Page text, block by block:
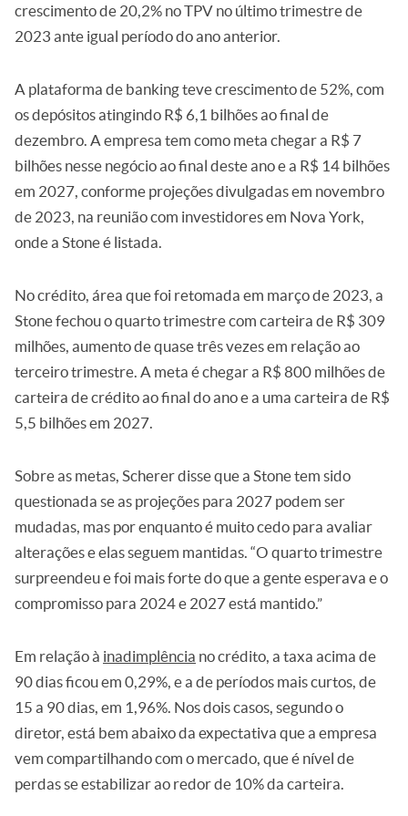
crescimento de 20,2% no TPV no último trimestre de
2023 ante igual período do ano anterior.
A plataforma de banking teve crescimento de 52%, com
os depósitos atingindo R$ 6,1 bilhões ao final de
dezembro. A empresa tem como meta chegar a R$ 7
bilhões nesse negócio ao final deste ano e a R$ 14 bilhões
em 2027, conforme projeções divulgadas em novembro
de 2023, na reunião com investidores em Nova York,
onde a Stone é listada.
No crédito, área que foi retomada em março de 2023, a
Stone fechou o quarto trimestre com carteira de R$ 309
milhões, aumento de quase três vezes em relação ao
terceiro trimestre. A meta é chegar a R$ 800 milhões de
carteira de crédito ao final do ano e a uma carteira de R$
5,5 bilhões em 2027.
Sobre as metas, Scherer disse que a Stone tem sido
questionada se as projeções para 2027 podem ser
mudadas, mas por enquanto é muito cedo para avaliar
alterações e elas seguem mantidas. “O quarto trimestre
surpreendeu e foi mais forte do que a gente esperava e o
compromisso para 2024 e 2027 está mantido.”
Em relação à inadimplência no crédito, a taxa acima de
90 dias ficou em 0,29%, e a de períodos mais curtos, de
15 a 90 dias, em 1,96%. Nos dois casos, segundo o
diretor, está bem abaixo da expectativa que a empresa
vem compartilhando com o mercado, que é nível de
perdas se estabilizar ao redor de 10% da carteira.